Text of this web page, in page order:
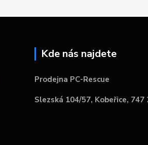
Kde nás najdete
Prodejna PC-Rescue
Slezská 104/57, Kobeřice, 747